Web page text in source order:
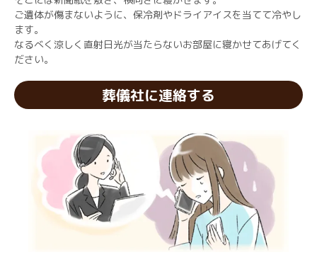
ご遺体が傷まないように、保冷剤やドライアイスを当てて冷やし
ます。
なるべく涼しく直射日光が当たらないお部屋に寝かせてあげてく
ださい。
葬儀社に連絡する